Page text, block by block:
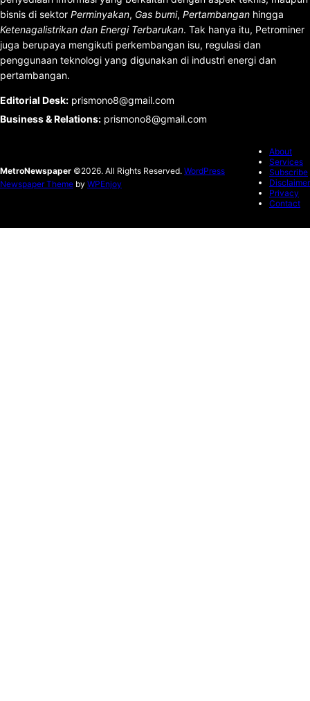
bisnis di sektor Perminyakan, Gas bumi, Pertambangan hingga
Ketenagalistrikan dan Energi Terbarukan. Tak hanya itu, Petrominer
juga berupaya mengikuti perkembangan isu, regulasi dan
penggunaan teknologi yang digunakan di industri energi dan
pertambangan.
Editorial Desk: prismono8@gmail.com
Business & Relations: prismono8@gmail.com
MetroNewspaper ©2026. All Rights Reserved. WordPress
Newspaper Theme by WPEnjoy
About
Services
Subscribe
Disclaimer
Privacy
Contact